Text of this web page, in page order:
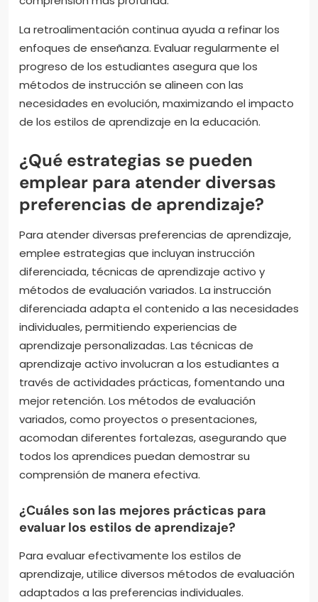
La retroalimentación continua ayuda a refinar los
enfoques de enseñanza. Evaluar regularmente el
progreso de los estudiantes asegura que los
métodos de instrucción se alineen con las
necesidades en evolución, maximizando el impacto
de los estilos de aprendizaje en la educación.
¿Qué estrategias se pueden
emplear para atender diversas
preferencias de aprendizaje?
Para atender diversas preferencias de aprendizaje,
emplee estrategias que incluyan instrucción
diferenciada, técnicas de aprendizaje activo y
métodos de evaluación variados. La instrucción
diferenciada adapta el contenido a las necesidades
individuales, permitiendo experiencias de
aprendizaje personalizadas. Las técnicas de
aprendizaje activo involucran a los estudiantes a
través de actividades prácticas, fomentando una
mejor retención. Los métodos de evaluación
variados, como proyectos o presentaciones,
acomodan diferentes fortalezas, asegurando que
todos los aprendices puedan demostrar su
comprensión de manera efectiva.
¿Cuáles son las mejores prácticas para
evaluar los estilos de aprendizaje?
Para evaluar efectivamente los estilos de
aprendizaje, utilice diversos métodos de evaluación
adaptados a las preferencias individuales.